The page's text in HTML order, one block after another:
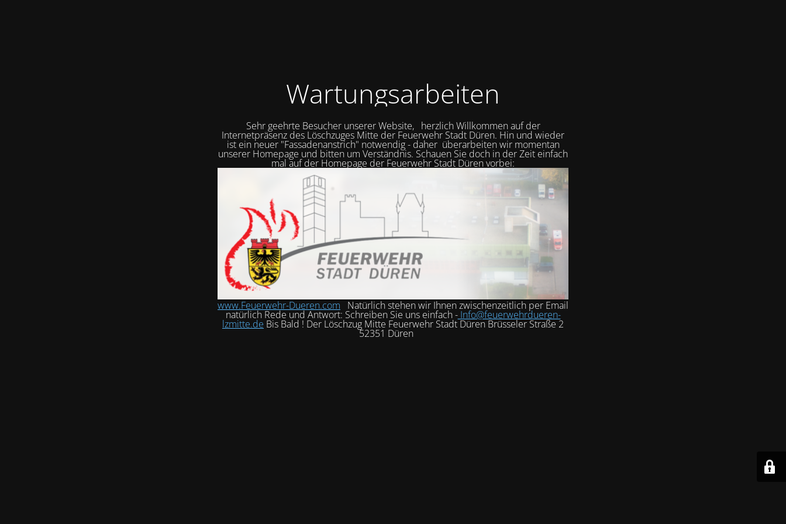
Wartungsarbeiten
Sehr geehrte Besucher unserer Website, herzlich Willkommen auf der
Internetpräsenz des Löschzuges Mitte der Feuerwehr Stadt Düren. Hin und wieder
ist ein neuer "Fassadenanstrich" notwendig - daher überarbeiten wir momentan
unserer Homepage und bitten um Verständnis. Schauen Sie doch in der Zeit einfach
mal auf der Homepage der Feuerwehr Stadt Düren vorbei:
www.Feuerwehr-Dueren.com Natürlich stehen wir Ihnen zwischenzeitlich per Email
natürlich Rede und Antwort: Schreiben Sie uns einfach -Info@feuerwehrdueren-
lzmitte.de Bis Bald ! Der Löschzug Mitte Feuerwehr Stadt Düren Brüsseler Straße 2
52351 Düren